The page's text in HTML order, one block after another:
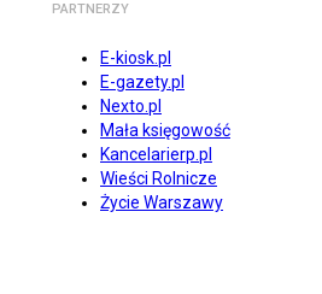
PARTNERZY
E-kiosk.pl
E-gazety.pl
Nexto.pl
Mała księgowość
Kancelarierp.pl
Wieści Rolnicze
Życie Warszawy